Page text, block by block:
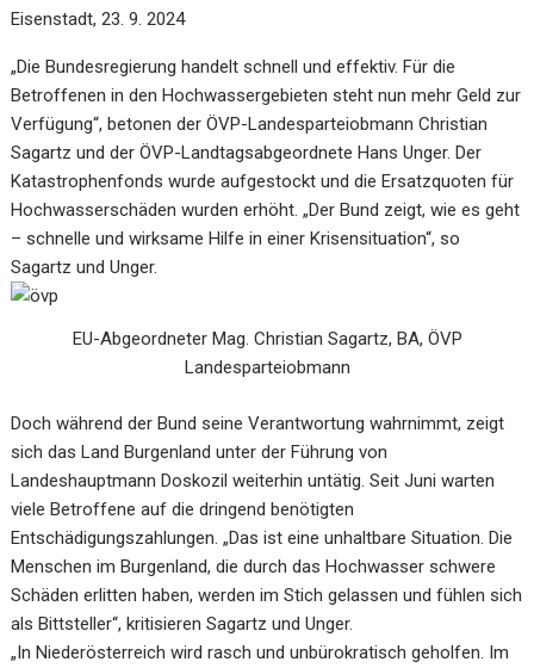
Eisenstadt, 23. 9. 2024
„Die Bundesregierung handelt schnell und effektiv. Für die
Betroffenen in den Hochwassergebieten steht nun mehr Geld zur
Verfügung“, betonen der ÖVP-Landesparteiobmann Christian
Sagartz und der ÖVP-Landtagsabgeordnete Hans Unger. Der
Katastrophenfonds wurde aufgestockt und die Ersatzquoten für
Hochwasserschäden wurden erhöht. „Der Bund zeigt, wie es geht
– schnelle und wirksame Hilfe in einer Krisensituation“, so
Sagartz und Unger.
EU-Abgeordneter Mag. Christian Sagartz, BA, ÖVP
Landesparteiobmann
Doch während der Bund seine Verantwortung wahrnimmt, zeigt
sich das Land Burgenland unter der Führung von
Landeshauptmann Doskozil weiterhin untätig. Seit Juni warten
viele Betroffene auf die dringend benötigten
Entschädigungszahlungen. „Das ist eine unhaltbare Situation. Die
Menschen im Burgenland, die durch das Hochwasser schwere
Schäden erlitten haben, werden im Stich gelassen und fühlen sich
als Bittsteller“, kritisieren Sagartz und Unger.
„In Niederösterreich wird rasch und unbürokratisch geholfen. Im